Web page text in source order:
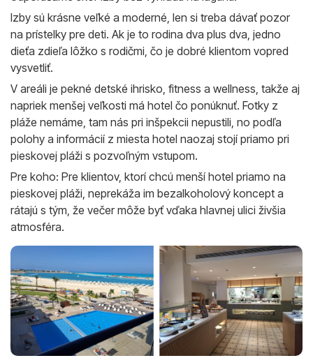
Izby sú krásne veľké a moderné, len si treba dávať pozor
na prístelky pre deti. Ak je to rodina dva plus dva, jedno
dieťa zdieľa lôžko s rodičmi, čo je dobré klientom vopred
vysvetliť.
V areáli je pekné detské ihrisko, fitness a wellness, takže aj
napriek menšej veľkosti má hotel čo ponúknuť. Fotky z
pláže nemáme, tam nás pri inšpekcii nepustili, no podľa
polohy a informácií z miesta hotel naozaj stojí priamo pri
pieskovej pláži s pozvoľným vstupom.
Pre koho: Pre klientov, ktorí chcú menší hotel priamo na
pieskovej pláži, neprekáža im bezalkoholový koncept a
rátajú s tým, že večer môže byť vďaka hlavnej ulici živšia
atmosféra.